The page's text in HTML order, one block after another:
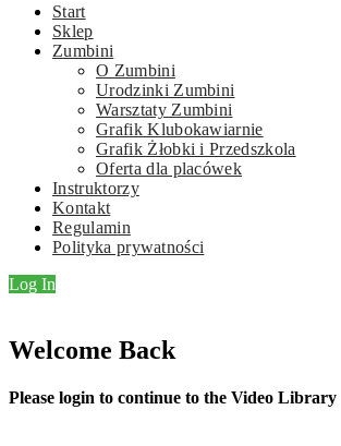
Start
Sklep
Zumbini
O Zumbini
Urodzinki Zumbini
Warsztaty Zumbini
Grafik Klubokawiarnie
Grafik Żłobki i Przedszkola
Oferta dla placówek
Instruktorzy
Kontakt
Regulamin
Polityka prywatności
Log In
Welcome Back
Please login to continue to the Video Library